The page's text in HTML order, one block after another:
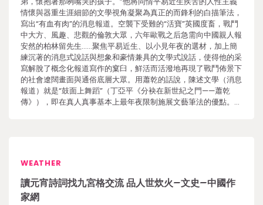
情懷與器重生涯細節的文學視角凝聚為真正的而鋒利的白描筆法，
寫出“有血有肉”的消息報道。空襲下受難的“活寶”英國度畜，戰鬥
中大方、風趣、悲觀的倫敦大眾，六年歐戰之后急需向中國親人報
安然的柏林留先生……聚焦平易近生、以小見年夜的選材，加上簡
練沉著的消息式說話與想象和豪情兼具的文學式說話，使得他的采
寫解脫了概念化報道寫作的窠臼，鮮活而活潑地再現了戰鬥佈景下
的社會遼闊畫面與通俗底層大眾。用蕭乾的話說，陳述文學（消息
報道）就是“鼓面上舞蹈”（丁亞平《分袂在新世紀之門——蕭乾
傳》），即在真人真事基本上最年夜限制施展文藝筆法的優點。…
WEATHER
讀元宵詩詞找九宮格交流 品人世炊火–文史–中國作
家網